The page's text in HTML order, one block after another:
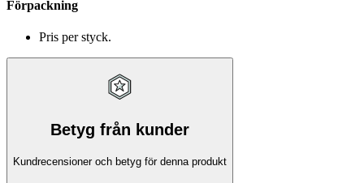
Förpackning
Pris per styck.
Betyg från kunder
Kundrecensioner och betyg för denna produkt